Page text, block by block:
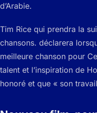
d’Arabie.
Tim Rice qui prendra la
chansons. déclarera
meilleure chanson pour
talent et l’inspiration de
honoré et que « son